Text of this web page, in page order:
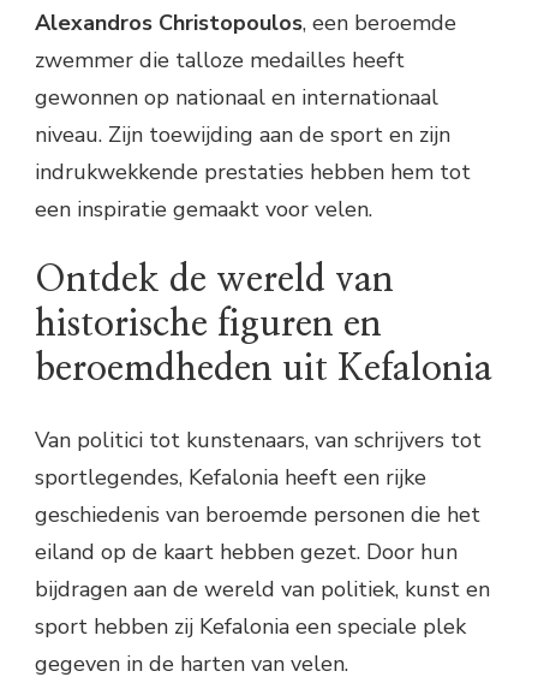
Alexandros Christopoulos, een beroemde
zwemmer die talloze medailles heeft
gewonnen op nationaal en internationaal
niveau. Zijn toewijding aan de sport en zijn
indrukwekkende prestaties hebben hem tot
een inspiratie gemaakt voor velen.
Ontdek de wereld van
historische figuren en
beroemdheden uit Kefalonia
Van politici tot kunstenaars, van schrijvers tot
sportlegendes, Kefalonia heeft een rijke
geschiedenis van beroemde personen die het
eiland op de kaart hebben gezet. Door hun
bijdragen aan de wereld van politiek, kunst en
sport hebben zij Kefalonia een speciale plek
gegeven in de harten van velen.